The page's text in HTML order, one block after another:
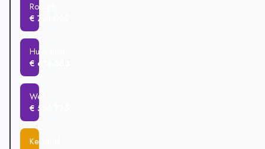
Rossum
€ 721.002
Hurwenen
€ 614.583
Well
€ 550.775
Kerkdriel